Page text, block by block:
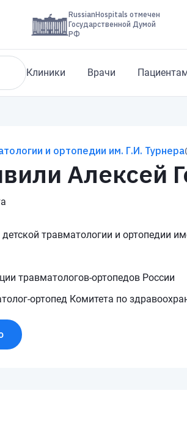
RussianHospitals отмечен
Государственной Думой
РФ
Клиники Врачи
и ортопедии им. Г.И. Турнера
Алексей
травматологии и ортопедии
травматологов-ортопедов России
ортопед Комитета по